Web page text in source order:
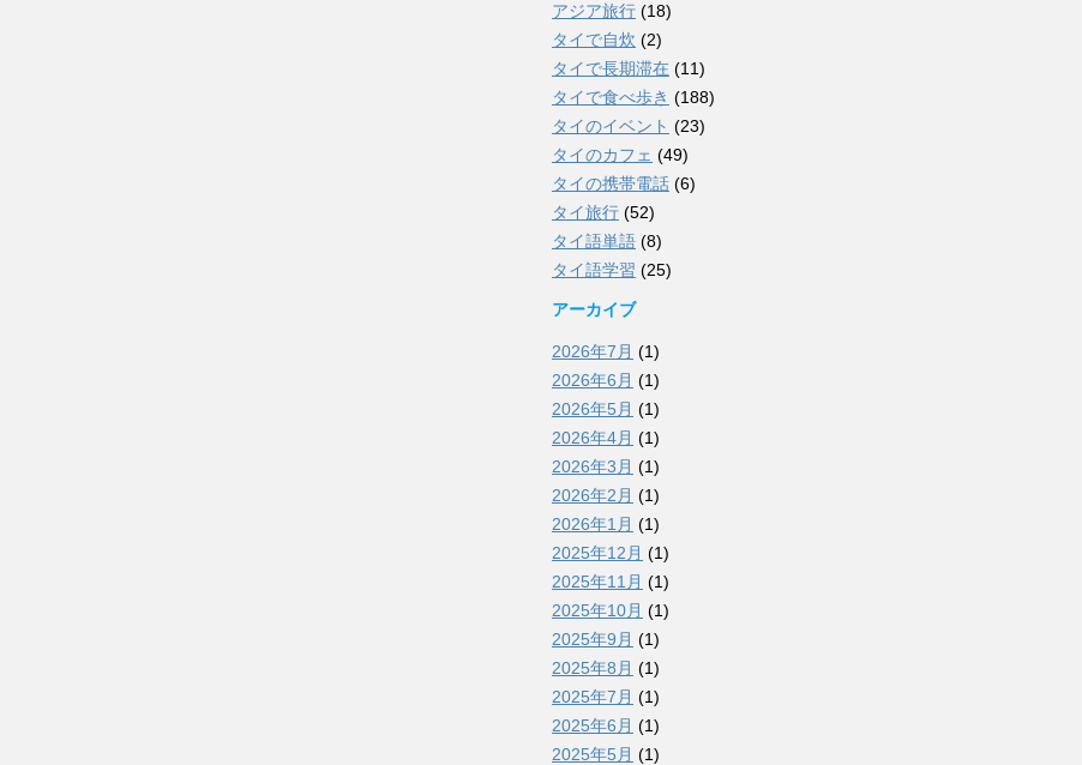
アジア旅行 (18)
タイで自炊 (2)
タイで長期滞在 (11)
タイで食べ歩き (188)
タイのイベント (23)
タイのカフェ (49)
タイの携帯電話 (6)
タイ旅行 (52)
タイ語単語 (8)
タイ語学習 (25)
アーカイブ
2026年7月 (1)
2026年6月 (1)
2026年5月 (1)
2026年4月 (1)
2026年3月 (1)
2026年2月 (1)
2026年1月 (1)
2025年12月 (1)
2025年11月 (1)
2025年10月 (1)
2025年9月 (1)
2025年8月 (1)
2025年7月 (1)
2025年6月 (1)
2025年5月 (1)